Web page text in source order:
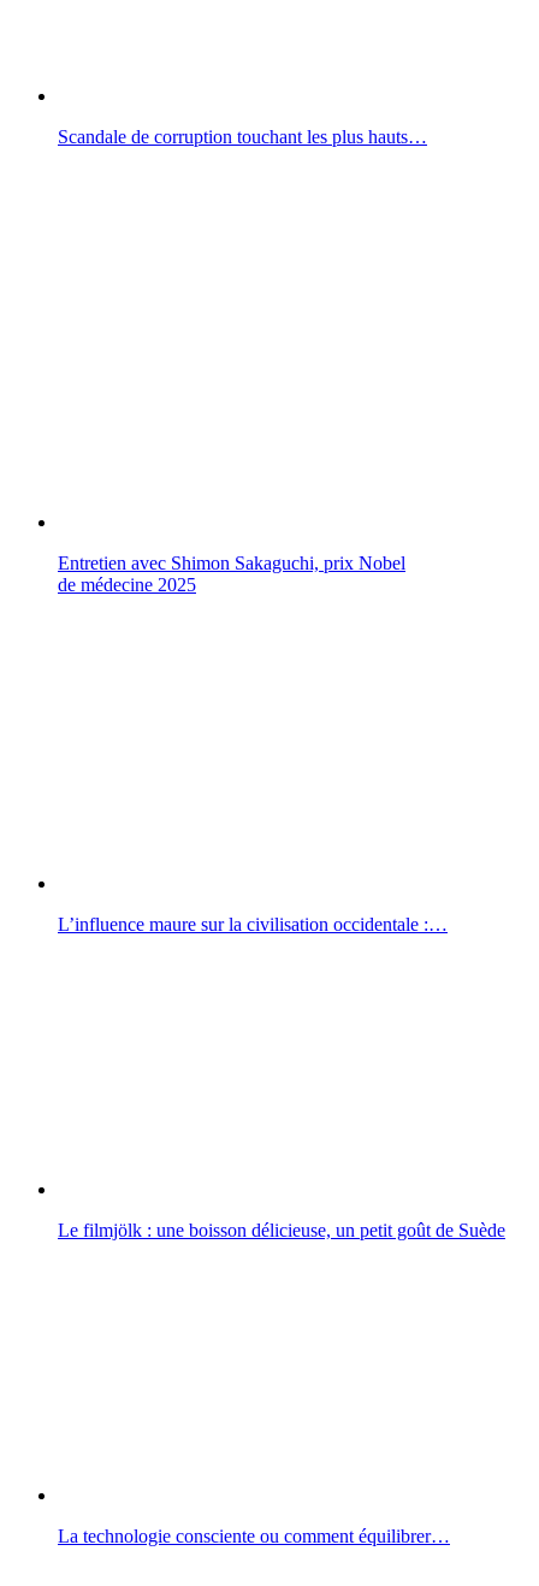
Scandale de corruption touchant les plus hauts…
Entretien avec Shimon Sakaguchi, prix Nobel
de médecine 2025
L’influence maure sur la civilisation occidentale :…
Le filmjölk : une boisson délicieuse, un petit goût de Suède
La technologie consciente ou comment équilibrer…